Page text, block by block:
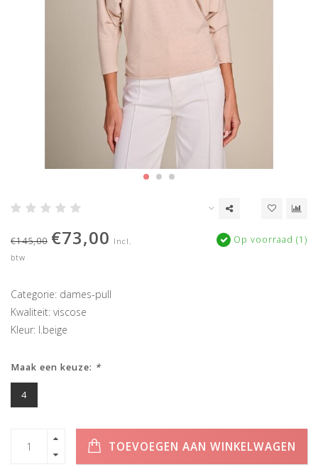
€145,00 €73,00 Incl.
btw
Op voorraad (1)
Categorie: dames-pull
Kwaliteit: viscose
Kleur: l.beige
Maak een keuze: *
4
TOEVOEGEN AAN WINKELWAGEN